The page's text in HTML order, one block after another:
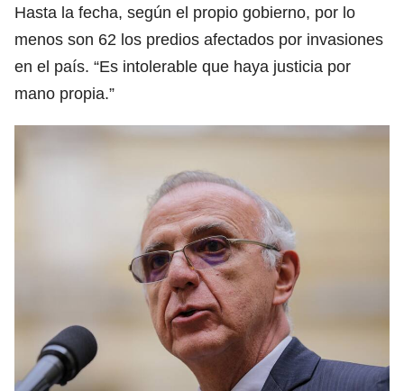
Hasta la fecha, según el propio gobierno, por lo
menos son 62 los predios afectados por invasiones
en el país. “Es intolerable que haya justicia por
mano propia.”